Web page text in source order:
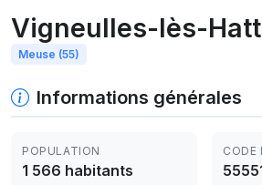
Vigneulles-lès-
Meuse (55)
Informations générales
POPULATION
1 566 habitants
CODE